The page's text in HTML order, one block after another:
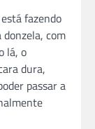
fazendo
com
lá, o
dura,
passar a